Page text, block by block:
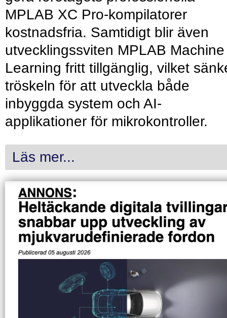
MPLAB XC Pro-kompilatorer
kostnadsfria. Samtidigt blir även
utvecklingssviten MPLAB Machine
Learning fritt tillgänglig, vilket
tröskeln för att utveckla både
inbyggda system och AI-
applikationer för mikrokontroller.
Läs mer...